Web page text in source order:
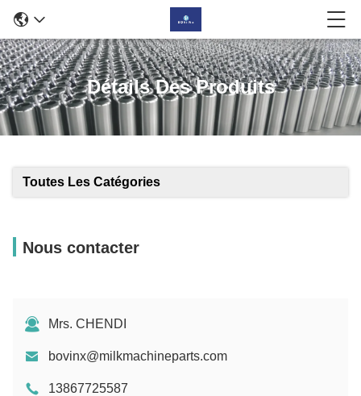
Détails Des Produits
Toutes Les Catégories
Nous contacter
Mrs. CHENDI
bovinx@milkmachineparts.com
13867725587